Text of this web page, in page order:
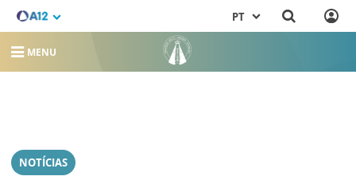
PT
MENU
NOTÍCIAS